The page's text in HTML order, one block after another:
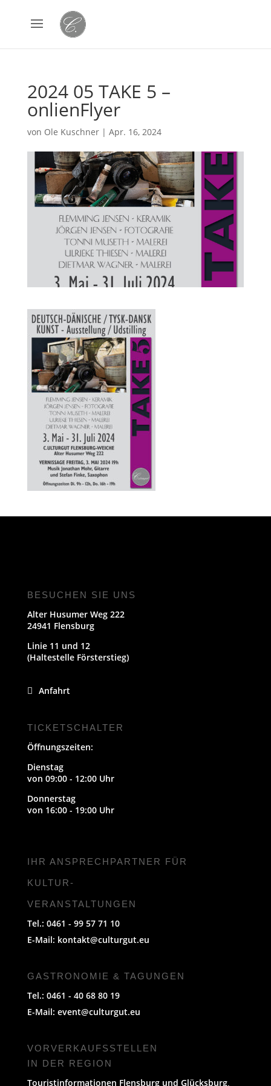
2024 05 TAKE 5 –
onlienFlyer
von Ole Kuschner| Apr. 16, 2024
BESUCHEN SIE UNS
Alter Husumer Weg 222
24941 Flensburg
Linie 11 und 12
(Haltestelle Försterstieg)
Anfahrt
TICKETSCHALTER
Öffnungszeiten:
Dienstag
von 09:00 - 12:00 Uhr
Donnerstag
von 16:00 - 19:00 Uhr
IHR ANSPRECHPARTNER FÜR
KULTUR-
VERANSTALTUNGEN
Tel.: 0461 - 99 57 71 10
E-Mail: kontakt@culturgut.eu
GASTRONOMIE & TAGUNGEN
Tel.: 0461 - 40 68 80 19
E-Mail: event@culturgut.eu
VORVERKAUFS­STELLEN
IN DER REGION
Touristinformationen Flensburg und Glücksburg,